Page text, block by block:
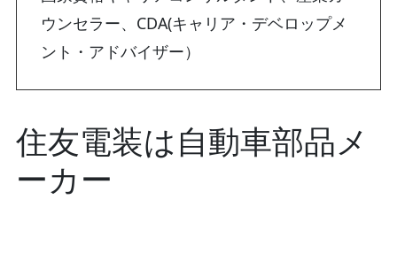
ウンセラー、CDA(キャリア・デベロップメ
ント・アドバイザー）
住友電装は自動車部品メ
ーカー